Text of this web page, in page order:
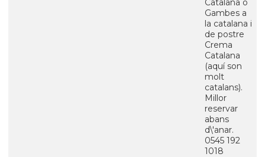
Catalana o
Gambes a
la catalana i
de postre
Crema
Catalana
(aquí son
molt
catalans).
Millor
reservar
abans
d\'anar.
0545 192
1018